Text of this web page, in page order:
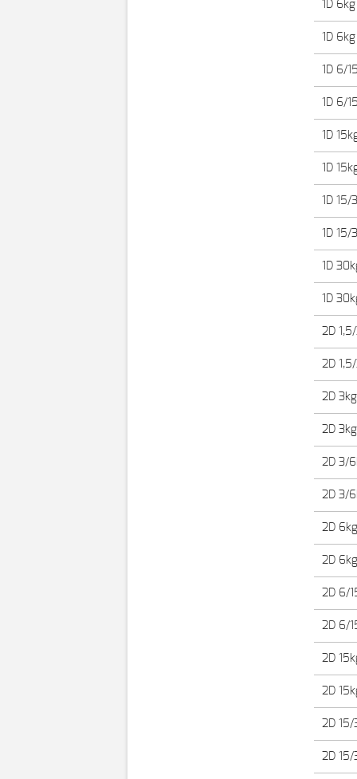
1D 6kg
1D
1D 6/
1D 6/
1D
1D
1D
1D
1D
1D
2D
2D
2D 3kg
2D
2D 3/
2D 3/
2D 6kg
2D
2D 6/
2D 6/
2D
2D
2D
2D